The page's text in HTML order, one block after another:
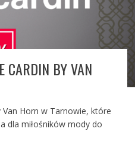
CARDIN BY VAN
Horn w Tarnowie, które
dla miłośników mody do